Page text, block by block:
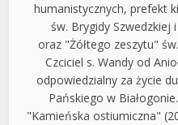
humanistycznych, prefekt
św. Brygidy Szwedzkiej
oraz "Żółtego zeszytu"
Czciciel s. Wandy od
odpowiedzialny za życie
Pańskiego w
"Kamieńska ostiumiczna"